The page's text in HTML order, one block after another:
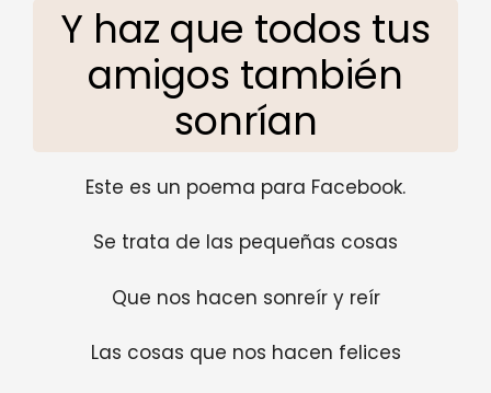
Y haz que todos tus
amigos también
sonrían
Este es un poema para Facebook.
Se trata de las pequeñas cosas
Que nos hacen sonreír y reír
Las cosas que nos hacen felices